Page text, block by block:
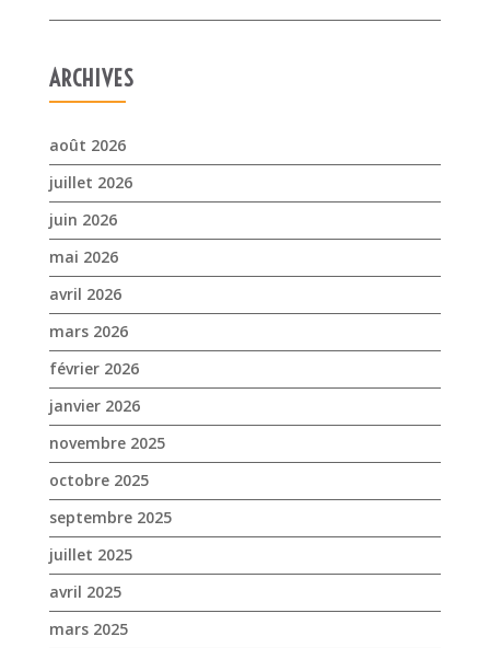
mai 2026
mars 2026
février 2026
janvier 2026
novembre 2025
octobre 2025
septembre 2025
juillet 2025
avril 2025
mars 2025
février 2025
janvier 2025
décembre 2024
novembre 2024
octobre 2024